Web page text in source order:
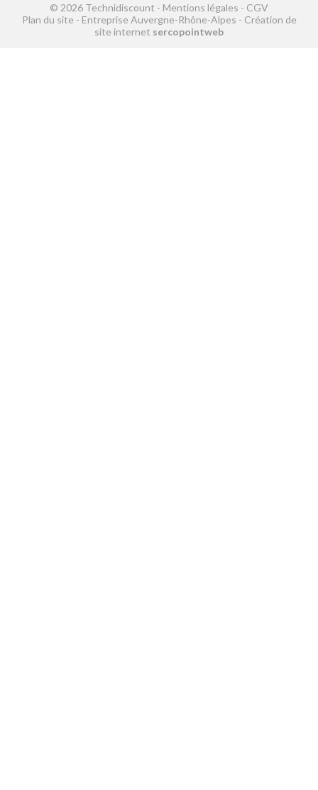
© 2026 Technidiscount - Mentions légales - CGV
Plan du site - Entreprise Auvergne-Rhône-Alpes - Création de
site internet sercopointweb